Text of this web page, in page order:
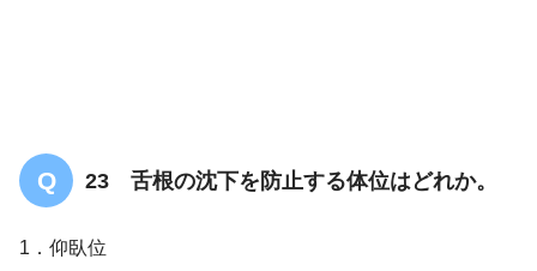
23 舌根の沈下を防止する体位はどれか。
1．仰臥位